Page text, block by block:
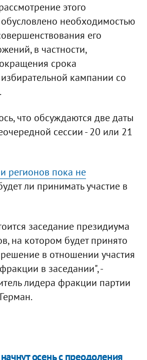
этого
необходимостью
его
в частности,
срока
кампании со
что обсуждаются две даты
сессии - 20 или 21
регионов пока не
ли принимать участие в
заседание президиума
на котором будет принято
в отношении участия
в заседании", -
лидера фракции партии
осень с преодоления